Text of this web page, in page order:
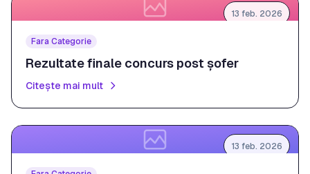
13 feb. 2026
Fara Categorie
Rezultate finale concurs post șofer
Citește mai mult
13 feb. 2026